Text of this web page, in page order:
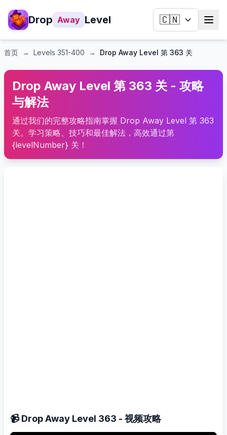
Drop Away Level 🇨🇳
首页 → Levels 351-400 → Drop Away Level 第 363 关
Drop Away Level 第 363 关 - 攻略
与解法
通过我们的完整攻略指南掌握 Drop Away Level 第 363
关。学习策略、技巧和最佳解法，高效通过第
{levelNumber} 关！
📹 Drop Away Level 363 - 视频攻略